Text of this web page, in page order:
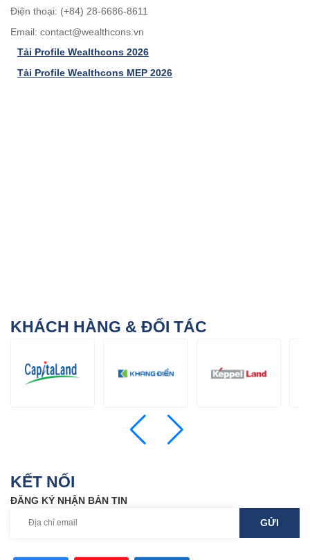
Điện thoại: (+84) 28-6686-8611
Email: contact@wealthcons.vn
Tải Profile Wealthcons 2026
Tải Profile Wealthcons MEP 2026
KHÁCH HÀNG & ĐỐI TÁC
KẾT NỐI
ĐĂNG KÝ NHẬN BẢN TIN